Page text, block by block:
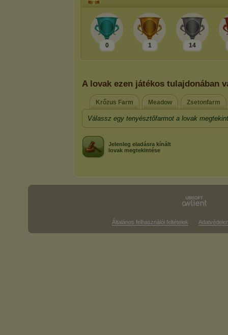
0 1 14
A lovak ezen játékos tulajdonában
Krőzus Farm Meadow Zsetonfarm
Válassz egy tenyésztőfarmot a lovak
Jelenleg eladásra kínált
lovak megtekintése
Általános felhasználói feltételek